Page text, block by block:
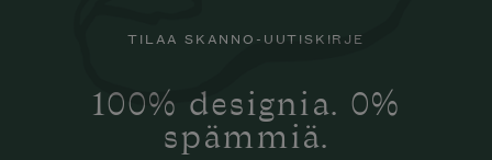
TILAA SKANNO-UUTISKIRJE
100% designia. 0%
spämmiä.